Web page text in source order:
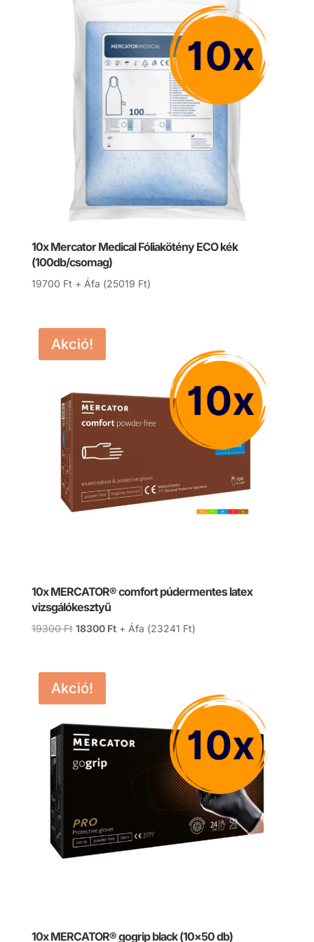
10x Mercator Medical Fóliakötény ECO kék
(100db/csomag)
19700 Ft + Áfa (25019 Ft)
Akció!
10x MERCATOR® comfort púdermentes latex
vizsgálókesztyű
19300Ft Original
19300 Ft.
18300 FtCurrent
+ Áfa (23241 Ft)
Akció!
10x MERCATOR® gogrip black (10×50 db)